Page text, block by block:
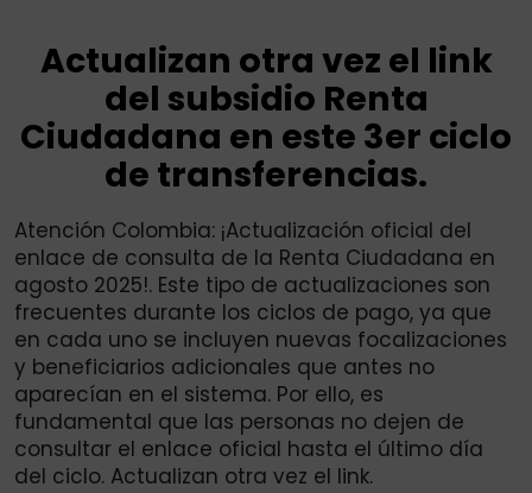
Actualizan otra vez el link
del subsidio Renta
Ciudadana en este 3er ciclo
de transferencias.
Atención Colombia: ¡Actualización oficial del
enlace de consulta de la Renta Ciudadana en
agosto 2025!. Este tipo de actualizaciones son
frecuentes durante los ciclos de pago, ya que
en cada uno se incluyen nuevas focalizaciones
y beneficiarios adicionales que antes no
aparecían en el sistema. Por ello, es
fundamental que las personas no dejen de
consultar el enlace oficial hasta el último día
del ciclo. Actualizan otra vez el link.